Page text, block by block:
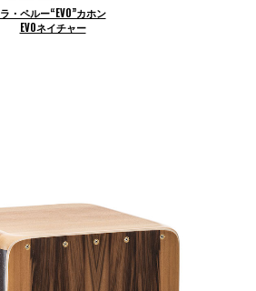
ラ・ペルー“EVO”カホン
EVOネイチャー